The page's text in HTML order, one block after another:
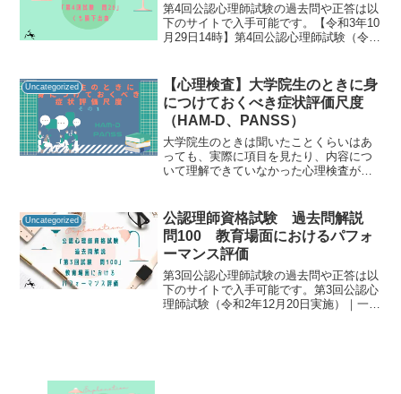
第4回公認心理師試験の過去問や正答は以
下のサイトで入手可能です。【令和3年10
月29日14時】第4回公認心理師試験（令和
ンター 公認心理試験公認心理師資格試験
の過去...
Uncategorized
【心理検査】大学院生のときに身
につけておくべき症状評価尺度
（HAM-D、PANSS）
大学院生のときは聞いたことくらいはあ
っても、実際に項目を見たり、内容につ
いて理解できていなかった心理検査が沢
化面接）を身につけなかったことです。
心残りとなっている理由が...
Uncategorized
公認理師資格試験 過去問解説
問100 教育場面におけるパフォ
ーマンス評価
第3回公認心理師試験の過去問や正答は以
下のサイトで入手可能です。第3回公認心
理師試験（令和2年12月20日実施）｜一般